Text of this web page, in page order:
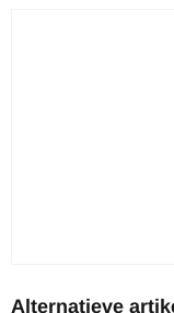
Alternatieve